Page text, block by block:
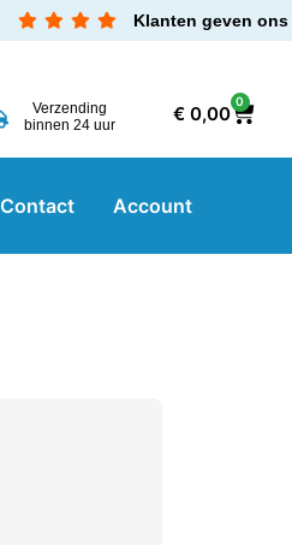
Klanten geven ons
Verzending
binnen 24 uur
€0,00
0
Contact Account